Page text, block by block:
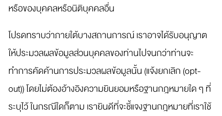
หรือของบุคคลหรือนิติบุคคลอื่น
โปรดทราบว่าภายใต้บางสถานการณ์ เราอาจได้รับอนุญาต
ให้ประมวลผลข้อมูลส่วนบุคคลของท่านไปจนกว่าท่านจะ
ทำการคัดค้านการประมวลผลข้อมูลนั้น (แจ้งยกเลิก (opt-
out)) โดยไม่ต้องอ้างอิงความยินยอมหรือฐานกฎหมายใด ๆ ที่
ระบุไว้ ในกรณีใดก็ตาม เรายินดีที่จะชี้แจงฐานกฎหมายที่เราใช้